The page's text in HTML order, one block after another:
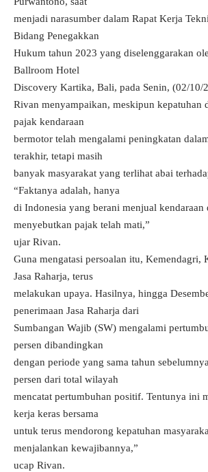
menjadi narasumber dalam Rapat Kerja
Bidang Penegakkan
Hukum tahun 2023 yang diselenggarakan
Ballroom Hotel
Discovery Kartika, Bali, pada Senin, (02/10/
Rivan menyampaikan, meskipun kepatuhan
pajak kendaraan
bermotor telah mengalami peningkatan
terakhir, tetapi masih
banyak masyarakat yang terlihat abai
“Faktanya adalah, hanya
di Indonesia yang berani menjual kendaraan
menyebutkan pajak telah mati,”
ujar Rivan.
Guna mengatasi persoalan itu, Kemendagri,
Jasa Raharja, terus
melakukan upaya. Hasilnya, hingga
penerimaan Jasa Raharja dari
Sumbangan Wajib (SW) mengalami
persen dibandingkan
dengan periode yang sama tahun
persen dari total wilayah
mencatat pertumbuhan positif. Tentunya ini
kerja keras bersama
untuk terus mendorong kepatuhan
menjalankan kewajibannya,”
ucap Rivan.